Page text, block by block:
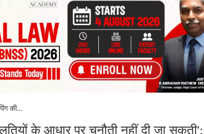
की...
के आधार पर चुनौती नहीं दी जा सकती':